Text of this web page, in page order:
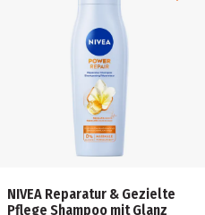
NIVEA Reparatur & Gezielte
Pflege Shampoo mit Glanz